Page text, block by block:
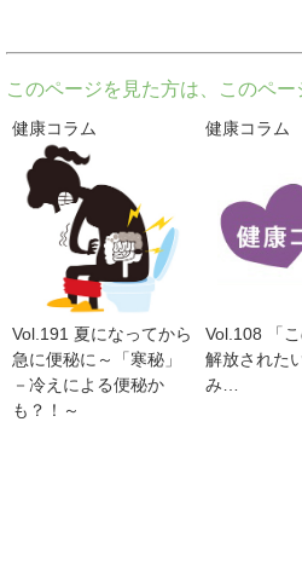
このページを見た方は、このペ
健康コラム
Vol.191 夏になってから
急に便秘に～「寒秘」
－冷えによる便秘か
も？！～
健康コラム
Vol.108 「
解放された
み…